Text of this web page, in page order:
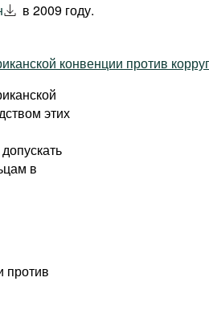
в 2009 году.
конвенции против
этих
в
против